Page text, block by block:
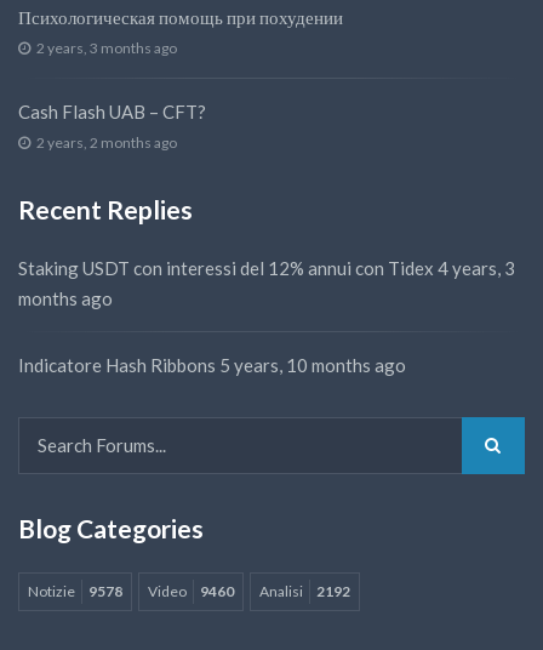
Психологическая помощь при похудении
2 years, 3 months ago
Cash Flash UAB – CFT?
2 years, 2 months ago
Recent Replies
Staking USDT con interessi del 12% annui con Tidex 4 years, 3
months ago
Indicatore Hash Ribbons 5 years, 10 months ago
Blog Categories
Notizie 9578 Video 9460 Analisi 2192